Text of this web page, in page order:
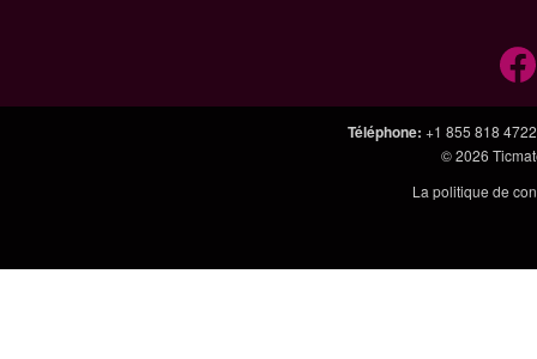
Téléphone: +1 855 818 4722
© 2026
La politique de